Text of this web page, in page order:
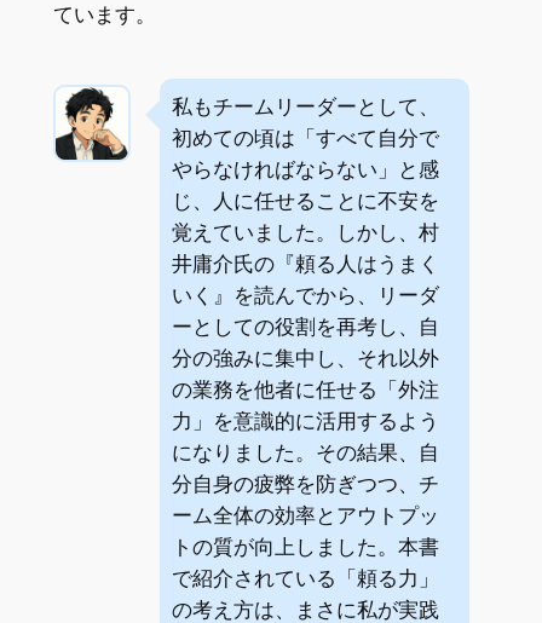
ています。
私もチームリーダーとして、
初めての頃は「すべて自分で
やらなければならない」と感
じ、人に任せることに不安を
覚えていました。しかし、村
井庸介氏の『頼る人はうまく
いく』を読んでから、リーダ
ーとしての役割を再考し、自
分の強みに集中し、それ以外
の業務を他者に任せる「外注
力」を意識的に活用するよう
になりました。その結果、自
分自身の疲弊を防ぎつつ、チ
ーム全体の効率とアウトプッ
トの質が向上しました。本書
で紹介されている「頼る力」
の考え方は、まさに私が実践